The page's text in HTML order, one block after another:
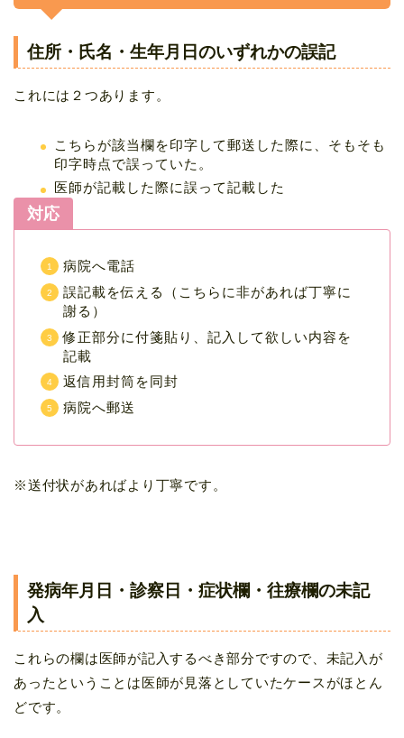
住所・氏名・生年月日のいずれかの誤記
これには２つあります。
こちらが該当欄を印字して郵送した際に、そもそも
印字時点で誤っていた。
医師が記載した際に誤って記載した
対応
病院へ電話
誤記載を伝える（こちらに非があれば丁寧に
謝る）
修正部分に付箋貼り、記入して欲しい内容を
記載
返信用封筒を同封
病院へ郵送
※送付状があればより丁寧です。
発病年月日・診察日・症状欄・往療欄の未記
入
これらの欄は医師が記入するべき部分ですので、未記入が
あったということは医師が見落としていたケースがほとん
どです。